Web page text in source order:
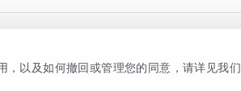
以及如何撤回或管理您的同意，请详见我们